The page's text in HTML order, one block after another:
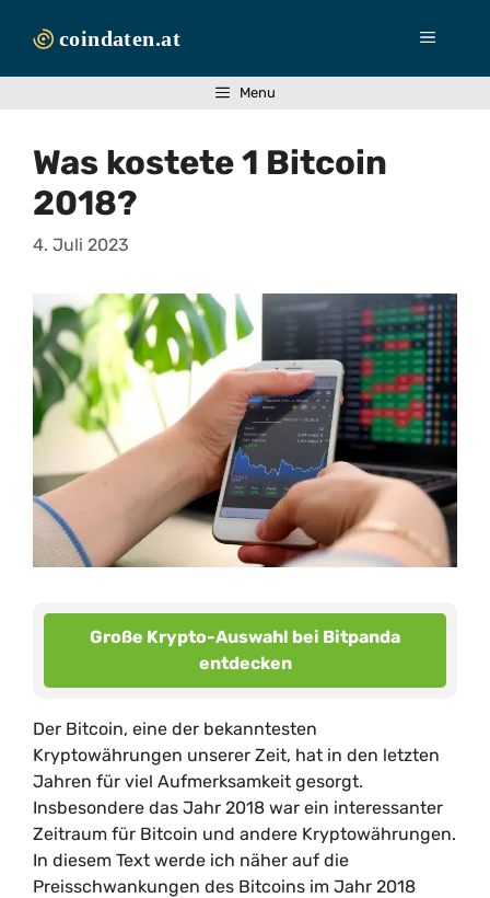
Inhalt
Menü
Menu
Was kostete 1 Bitcoin
2018?
4. Juli 2023
Große Krypto-Auswahl bei Bitpanda
entdecken
Der Bitcoin, eine der bekanntesten
Kryptowährungen unserer Zeit, hat in den letzten
Jahren für viel Aufmerksamkeit gesorgt.
Insbesondere das Jahr 2018 war ein interessanter
Zeitraum für Bitcoin und andere Kryptowährungen.
In diesem Text werde ich näher auf die
Preisschwankungen des Bitcoins im Jahr 2018